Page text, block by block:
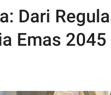
Dari
Emas 2045